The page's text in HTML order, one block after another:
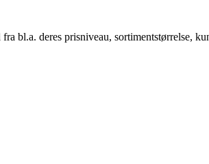
bl.a. deres prisniveau, sortimentstørrelse,